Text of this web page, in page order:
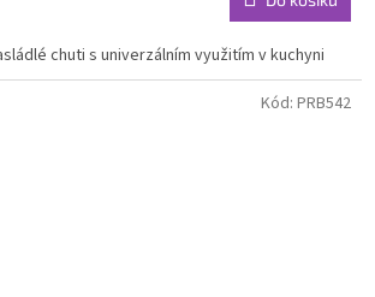
chuti s univerzálním využitím v kuchyni
Kód: PRB542